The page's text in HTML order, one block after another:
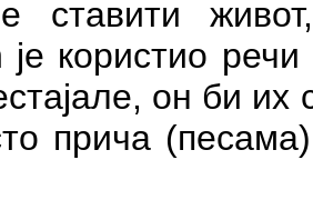
ставити
је користио
он би их
прича (песама)